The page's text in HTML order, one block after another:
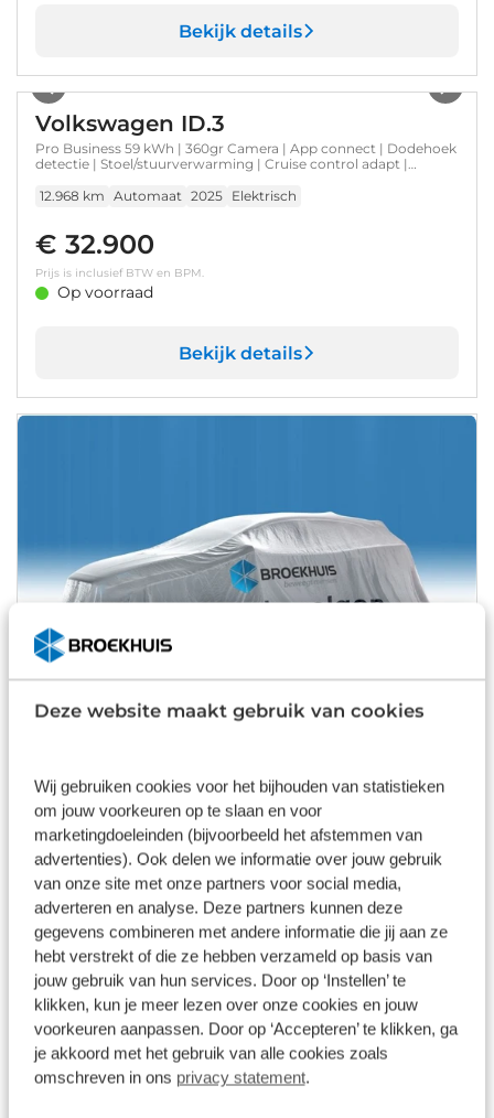
Deze website maakt gebruik van cookies
Wij gebruiken cookies voor het bijhouden van statistieken
om jouw voorkeuren op te slaan en voor
marketingdoeleinden (bijvoorbeeld het afstemmen van
advertenties). Ook delen we informatie over jouw gebruik
van onze site met onze partners voor social media,
adverteren en analyse. Deze partners kunnen deze
gegevens combineren met andere informatie die jij aan ze
hebt verstrekt of die ze hebben verzameld op basis van
jouw gebruik van hun services. Door op ‘Instellen’ te
klikken, kun je meer lezen over onze cookies en jouw
voorkeuren aanpassen. Door op ‘Accepteren’ te klikken, ga
je akkoord met het gebruik van alle cookies zoals
omschreven in ons privacy statement.
Bekijk details
Volkswagen ID.3
Pro Business 59 kWh | 360gr Camera | App connect | Dodehoek
detectie | Stoel/stuurverwarming | Cruise control adapt |
12.968 km Automaat 2025 Elektrisch
€ 32.900
Prijs is inclusief BTW en BPM.
Op voorraad
Bekijk details
58KWH 204PK PRO | PANORAMA DAK | CAMERA |
ELEKT.STOEL | STOELVERW. | MASSAGE | APP. CONNECT |
NAVIGATIE | CLIMATE CONTROL
17.899 km
2024
€ 32.400
Prijs is inclusief BTW en BPM.
Op voorraad
Bekijk details